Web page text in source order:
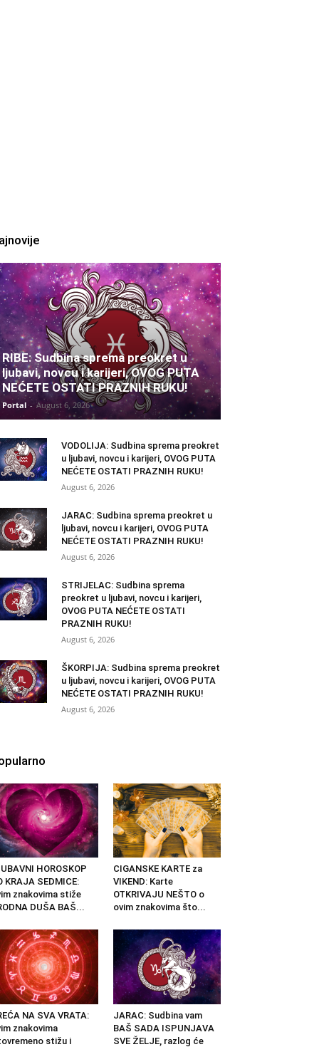
RIBE: Sudbina sprema preokret u
ljubavi, novcu i karijeri, OVOG PUTA
NEĆETE OSTATI PRAZNIH RUKU!
Portal - August 6, 2026
VODOLIJA: Sudbina sprema preokret
u ljubavi, novcu i karijeri, OVOG PUTA
NEĆETE OSTATI PRAZNIH RUKU!
August 6, 2026
JARAC: Sudbina sprema preokret u
ljubavi, novcu i karijeri, OVOG PUTA
NEĆETE OSTATI PRAZNIH RUKU!
August 6, 2026
STRIJELAC: Sudbina sprema
preokret u ljubavi, novcu i karijeri,
OVOG PUTA NEĆETE OSTATI
PRAZNIH RUKU!
August 6, 2026
ŠKORPIJA: Sudbina sprema preokret
u ljubavi, novcu i karijeri, OVOG PUTA
NEĆETE OSTATI PRAZNIH RUKU!
August 6, 2026
HOROSKOP
KRAJA SEDMICE:
znakovima stiže
DUŠA BAŠ...
CIGANSKE KARTE za
VIKEND: Karte
OTKRIVAJU NEŠTO o
ovim znakovima što...
NA SVA VRATA:
znakovima
stižu i
JARAC: Sudbina vam
BAŠ SADA ISPUNJAVA
SVE ŽELJE, razlog će